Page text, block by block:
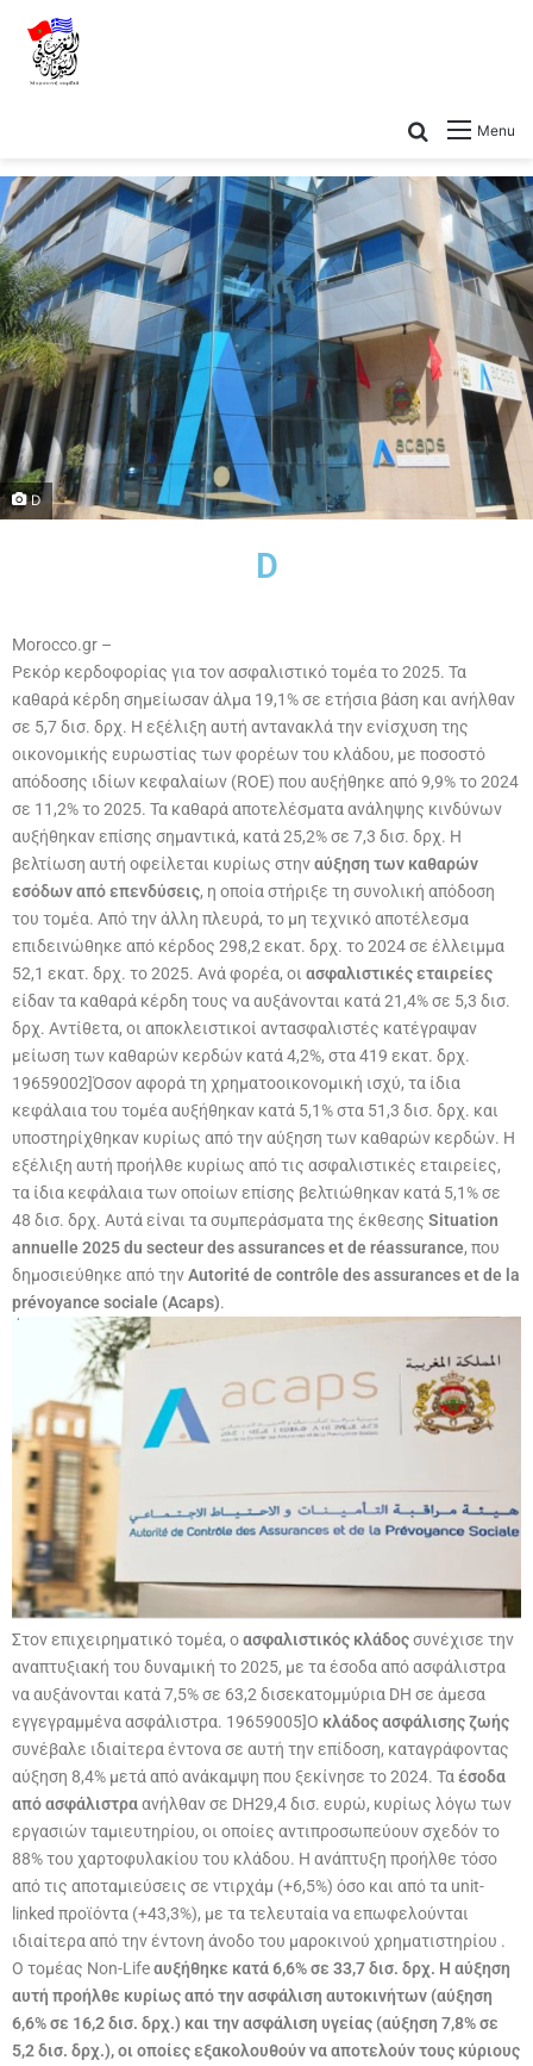
Menu
D
D
Morocco.gr –
Ρεκόρ κερδοφορίας για τον ασφαλιστικό τομέα το 2025. Τα
καθαρά κέρδη σημείωσαν άλμα 19,1% σε ετήσια βάση και ανήλθαν
σε 5,7 δισ. δρχ. Η εξέλιξη αυτή αντανακλά την ενίσχυση της
οικονομικής ευρωστίας των φορέων του κλάδου, με ποσοστό
απόδοσης ιδίων κεφαλαίων (ROE) που αυξήθηκε από 9,9% το 2024
σε 11,2% το 2025. Τα καθαρά αποτελέσματα ανάληψης κινδύνων
αυξήθηκαν επίσης σημαντικά, κατά 25,2% σε 7,3 δισ. δρχ. Η
βελτίωση αυτή οφείλεται κυρίως στηναύξηση των καθαρών
εσόδων από επενδύσεις, η οποία στήριξε τη συνολική απόδοση
του τομέα. Από την άλλη πλευρά, το μη τεχνικό αποτέλεσμα
επιδεινώθηκε από κέρδος 298,2 εκατ. δρχ. το 2024 σε έλλειμμα
52,1 εκατ. δρχ. το 2025. Ανά φορέα, οι ασφαλιστικές εταιρείες
είδαν τα καθαρά κέρδη τους να αυξάνονται κατά 21,4% σε 5,3 δισ.
δρχ. Αντίθετα, οι αποκλειστικοί αντασφαλιστές κατέγραψαν
μείωση των καθαρών κερδών κατά 4,2%, στα 419 εκατ. δρχ.
19659002]Όσον αφορά τη χρηματοοικονομική ισχύ, τα ίδια
κεφάλαια του τομέα αυξήθηκαν κατά 5,1% στα 51,3 δισ. δρχ. και
υποστηρίχθηκαν κυρίως από την αύξηση των καθαρών κερδών. Η
εξέλιξη αυτή προήλθε κυρίως από τις ασφαλιστικές εταιρείες,
τα ίδια κεφάλαια των οποίων επίσης βελτιώθηκαν κατά 5,1% σε
48 δισ. δρχ. Αυτά είναι τα συμπεράσματα της έκθεσης Situation
annuelle 2025 du secteur des assurances et de réassurance, που
δημοσιεύθηκε από τηνAutorité de contrôle des assurances et de la
prévoyance sociale (Acaps).
Στον επιχειρηματικό τομέα, οασφαλιστικός κλάδοςσυνέχισε την
αναπτυξιακή του δυναμική το 2025, με τα έσοδα από ασφάλιστρα
να αυξάνονται κατά 7,5% σε 63,2 δισεκατομμύρια DH σε άμεσα
εγγεγραμμένα ασφάλιστρα. 19659005]Ο κλάδος ασφάλισης ζωής
συνέβαλε ιδιαίτερα έντονα σε αυτή την επίδοση, καταγράφοντας
αύξηση 8,4% μετά από ανάκαμψη που ξεκίνησε το 2024. Τα έσοδα
από ασφάλιστραανήλθαν σε DH29,4 δισ. ευρώ, κυρίως λόγω των
εργασιών ταμιευτηρίου, οι οποίες αντιπροσωπεύουν σχεδόν το
88% του χαρτοφυλακίου του κλάδου. Η ανάπτυξη προήλθε τόσο
από τις αποταμιεύσεις σε ντιρχάμ (+6,5%) όσο και από τα unit-
linked προϊόντα (+43,3%), με τα τελευταία να επωφελούνται
ιδιαίτερα από την έντονη άνοδο του μαροκινού χρηματιστηρίου .
Ο τομέας Non-Lifeαυξήθηκε κατά 6,6% σε 33,7 δισ. δρχ. Η αύξηση
αυτή προήλθε κυρίως από τηνασφάλιση αυτοκινήτων (αύξηση
6,6% σε 16,2 δισ. δρχ.) και τηνασφάλιση υγείας (αύξηση 7,8% σε
5,2 δισ. δρχ.), οι οποίες εξακολουθούν να αποτελούν τους κύριους